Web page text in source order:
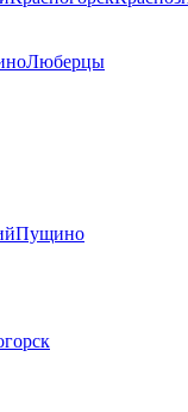
Люберцы
Пущино